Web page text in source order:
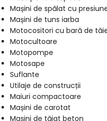
Mașini de spălat cu
Mașini de tuns iarba
Motocositori cu bară de
Motocultoare
Motopompe
Motosape
Suflante
Utilaje de construcții
Maiuri compactoare
Mașini de carotat
Mașini de tăiat beton